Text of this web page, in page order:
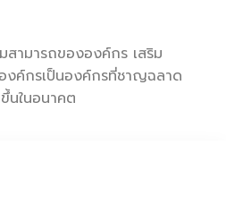
สามารถขององค์กร เสริม
งค์กรเป็นองค์กรที่ชาญฉลาด
นในอนาคต